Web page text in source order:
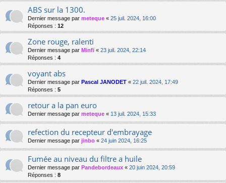
ABS sur la 1300.
Dernier message par meteque « 25 juil. 2024, 16:00
Réponses : 12
Zone rouge, ralenti
Dernier message par Minfi « 23 juil. 2024, 22:14
Réponses : 4
voyant abs
Dernier message par Pascal JANODET « 22 juil. 2024, 17:49
Réponses : 5
retour a la pan euro
Dernier message par meteque « 13 juil. 2024, 15:33
refection du recepteur d'embrayage
Dernier message par jinbo « 24 juin 2024, 16:25
Fumée au niveau du filtre a huile
Dernier message par Pandebordeaux « 20 juin 2024, 20:59
Réponses : 8